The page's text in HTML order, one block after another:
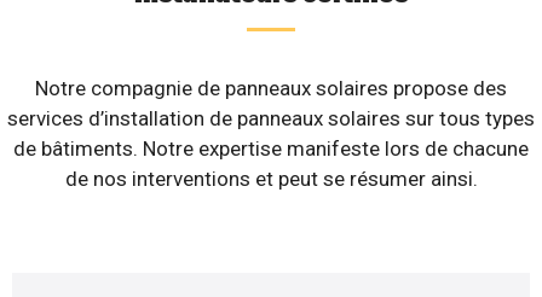
Notre compagnie de panneaux solaires propose des
services d’installation de panneaux solaires sur tous types
de bâtiments. Notre expertise manifeste lors de chacune
de nos interventions et peut se résumer ainsi.